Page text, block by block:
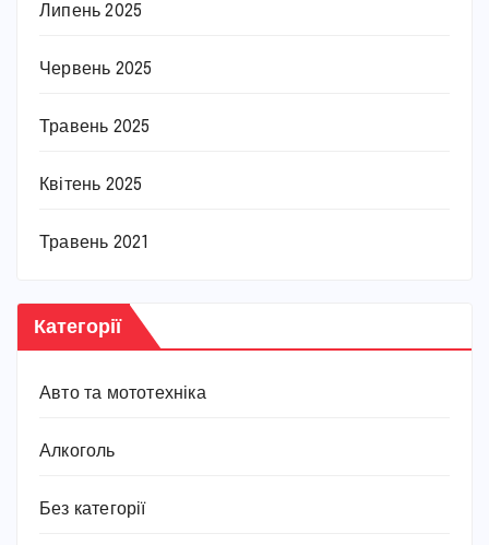
Липень 2025
Червень 2025
Травень 2025
Квітень 2025
Травень 2021
Категорії
Авто та мототехніка
Алкоголь
Без категорії